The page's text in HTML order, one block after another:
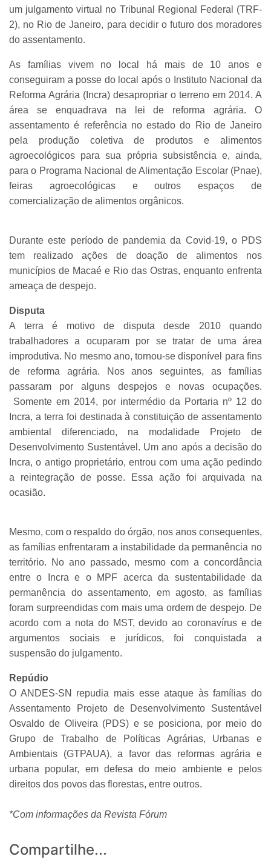
um julgamento virtual no Tribunal Regional Federal (TRF-
2), no Rio de Janeiro, para decidir o futuro dos moradores
do assentamento.
As famílias vivem no local há mais de 10 anos e
conseguiram a posse do local após o Instituto Nacional da
Reforma Agrária (Incra) desapropriar o terreno em 2014. A
área se enquadrava na lei de reforma agrária. O
assentamento é referência no estado do Rio de Janeiro
pela produção coletiva de produtos e alimentos
agroecológicos para sua própria subsistência e, ainda,
para o Programa Nacional de Alimentação Escolar (Pnae),
feiras agroecológicas e outros espaços de
comercialização de alimentos orgânicos.
Durante este período de pandemia da Covid-19, o PDS
tem realizado ações de doação de alimentos nos
municípios de Macaé e Rio das Ostras, enquanto enfrenta
ameaça de despejo.
Disputa
A terra é motivo de disputa desde 2010 quando
trabalhadores a ocuparam por se tratar de uma área
improdutiva. No mesmo ano, tornou-se disponível para fins
de reforma agrária. Nos anos seguintes, as famílias
passaram por alguns despejos e novas ocupações.
Somente em 2014, por intermédio da Portaria nº 12 do
Incra, a terra foi destinada à constituição de assentamento
ambiental diferenciado, na modalidade Projeto de
Desenvolvimento Sustentável. Um ano após a decisão do
Incra, o antigo proprietário, entrou com uma ação pedindo
a reintegração de posse. Essa ação foi arquivada na
ocasião.
Mesmo, com o respaldo do órgão, nos anos consequentes,
as famílias enfrentaram a instabilidade da permanência no
território. No ano passado, mesmo com a concordância
entre o Incra e o MPF acerca da sustentabilidade da
permanência do assentamento, em agosto, as famílias
foram surpreendidas com mais uma ordem de despejo. De
acordo com a nota do MST, devido ao coronavírus e de
argumentos sociais e jurídicos, foi conquistada a
suspensão do julgamento.
Repúdio
O ANDES-SN repudia mais esse ataque às famílias do
Assentamento Projeto de Desenvolvimento Sustentável
Osvaldo de Oliveira (PDS) e se posiciona, por meio do
Grupo de Trabalho de Políticas Agrárias, Urbanas e
Ambientais (GTPAUA), a favor das reformas agrária e
urbana popular, em defesa do meio ambiente e pelos
direitos dos povos das florestas, entre outros.
*Com informações da Revista Fórum
Compartilhe...